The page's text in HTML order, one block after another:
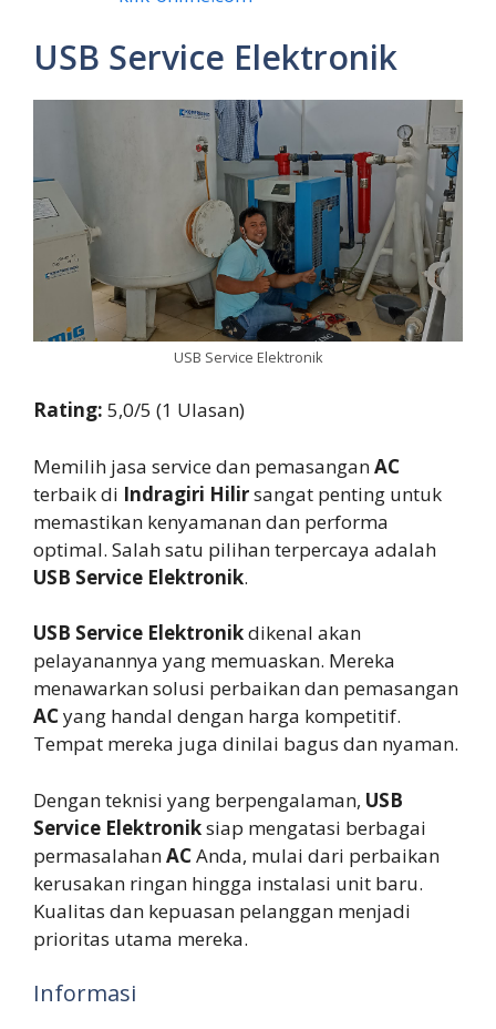
USB Service Elektronik
USB Service Elektronik
Rating: 5,0/5 (1 Ulasan)
Memilih jasa service dan pemasanganAC
terbaik di Indragiri Hilirsangat penting untuk
memastikan kenyamanan dan performa
optimal. Salah satu pilihan terpercaya adalah
USB Service Elektronik.
USB Service Elektronikdikenal akan
pelayanannya yang memuaskan. Mereka
menawarkan solusi perbaikan dan pemasangan
ACyang handal dengan harga kompetitif.
Tempat mereka juga dinilai bagus dan nyaman.
Dengan teknisi yang berpengalaman, USB
Service Elektroniksiap mengatasi berbagai
permasalahanACAnda, mulai dari perbaikan
kerusakan ringan hingga instalasi unit baru.
Kualitas dan kepuasan pelanggan menjadi
prioritas utama mereka.
Informasi